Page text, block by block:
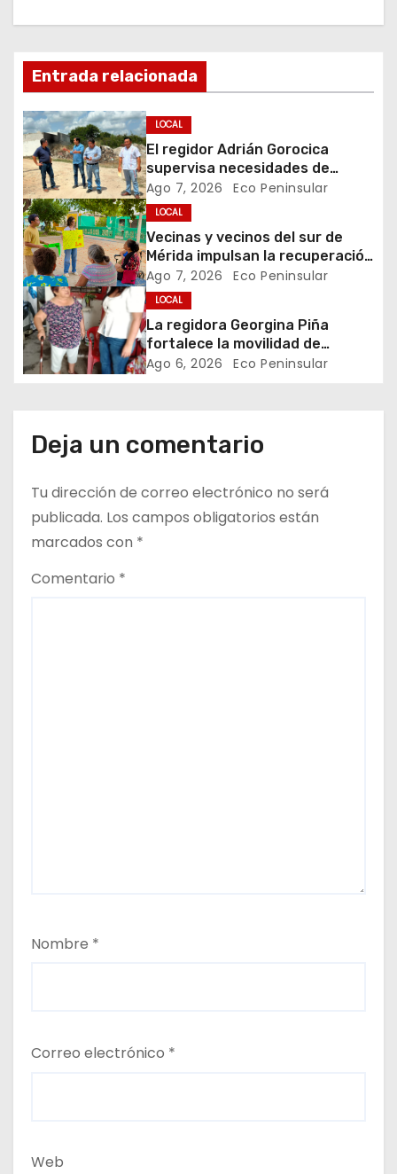
c
ó
n
d
e
e
n
t
r
d
a
s
Entrada relacionada
LOCAL
El regidor Adrián Gorocica
supervisa necesidades de
infraestructura y áreas
públicas en la comisaría de
Caucel
Ago 7, 2026 Eco Peninsular
LOCAL
Vecinas y vecinos del sur de
Mérida impulsan la recuperación
de espacios comunitarios
Ago 7, 2026 Eco Peninsular
LOCAL
La regidora Georgina Piña
fortalece la movilidad de
adultos mayores con la entrega
Ago 6, 2026 Eco Peninsular
Deja un comentario
Tu dirección de correo electrónico no será
publicada. Los campos obligatorios están
marcados con *
Comentario *
Nombre *
Correo electrónico *
Web